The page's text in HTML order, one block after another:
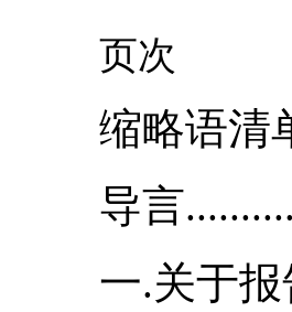
页次
缩略语清
导言
一.关于